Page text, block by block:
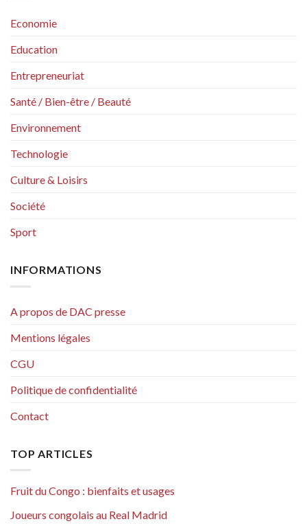
Economie
Education
Entrepreneuriat
Santé / Bien-être / Beauté
Environnement
Technologie
Culture & Loisirs
Société
Sport
INFORMATIONS
A propos de DAC presse
Mentions légales
CGU
Politique de confidentialité
Contact
TOP ARTICLES
Fruit du Congo : bienfaits et usages
Joueurs congolais au Real Madrid